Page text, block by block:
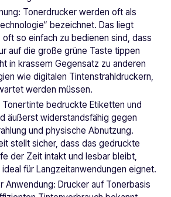
Tonerdrucker werden oft als
bezeichnet. Das liegt
oft so einfach zu bedienen sind, dass
auf die große grüne Taste tippen
in krassem Gegensatz zu anderen
wie digitalen Tintenstrahldruckern,
werden müssen.
bedruckte Etiketten und
äußerst widerstandsfähig gegen
und physische Abnutzung.
stellt sicher, dass das gedruckte
der Zeit intakt und lesbar bleibt,
für Langzeitanwendungen eignet.
Anwendung: Drucker auf Tonerbasis